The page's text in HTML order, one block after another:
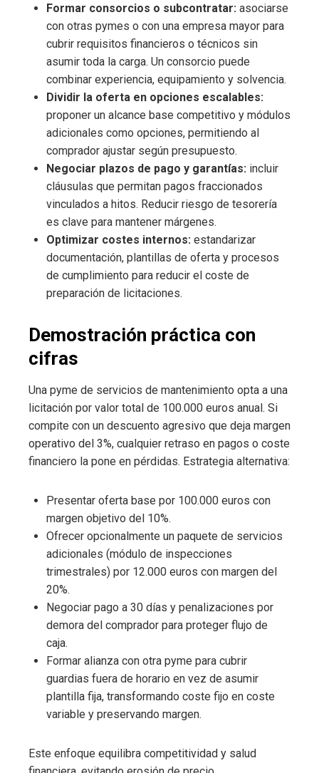
Formar consorcios o subcontratar: asociarse
con otras pymes o con una empresa mayor para
cubrir requisitos financieros o técnicos sin
asumir toda la carga. Un consorcio puede
combinar experiencia, equipamiento y solvencia.
Dividir la oferta en opciones escalables:
proponer un alcance base competitivo y módulos
adicionales como opciones, permitiendo al
comprador ajustar según presupuesto.
Negociar plazos de pago y garantías: incluir
cláusulas que permitan pagos fraccionados
vinculados a hitos. Reducir riesgo de tesorería
es clave para mantener márgenes.
Optimizar costes internos: estandarizar
documentación, plantillas de oferta y procesos
de cumplimiento para reducir el coste de
preparación de licitaciones.
Demostración práctica con
cifras
Una pyme de servicios de mantenimiento opta a una
licitación por valor total de 100.000 euros anual. Si
compite con un descuento agresivo que deja margen
operativo del 3%, cualquier retraso en pagos o coste
financiero la pone en pérdidas. Estrategia alternativa:
Presentar oferta base por 100.000 euros con
margen objetivo del 10%.
Ofrecer opcionalmente un paquete de servicios
adicionales (módulo de inspecciones
trimestrales) por 12.000 euros con margen del
20%.
Negociar pago a 30 días y penalizaciones por
demora del comprador para proteger flujo de
caja.
Formar alianza con otra pyme para cubrir
guardias fuera de horario en vez de asumir
plantilla fija, transformando coste fijo en coste
variable y preservando margen.
Este enfoque equilibra competitividad y salud